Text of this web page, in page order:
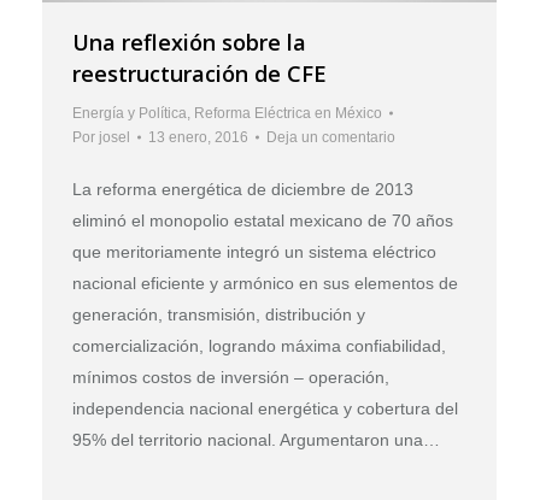
Una reflexión sobre la
reestructuración de CFE
Energía y Política, Reforma Eléctrica en México
Por josel 13 enero, 2016 Deja un comentario
La reforma energética de diciembre de 2013
eliminó el monopolio estatal mexicano de 70 años
que meritoriamente integró un sistema eléctrico
nacional eficiente y armónico en sus elementos de
generación, transmisión, distribución y
comercialización, logrando máxima confiabilidad,
mínimos costos de inversión – operación,
independencia nacional energética y cobertura del
95% del territorio nacional. Argumentaron una…